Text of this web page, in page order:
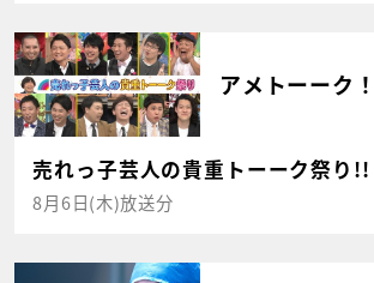
アメトーーク！
売れっ子芸人の貴重トーーク祭り!!
8月6日(木)放送分